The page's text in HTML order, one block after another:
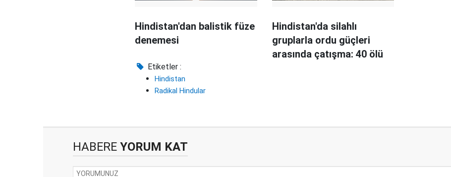
Hindistan'dan balistik füze
denemesi
Hindistan'da silahlı
gruplarla ordu güçleri
arasında çatışma: 40 ölü
Etiketler :
Hindistan
Radikal Hindular
HABERE YORUM KAT